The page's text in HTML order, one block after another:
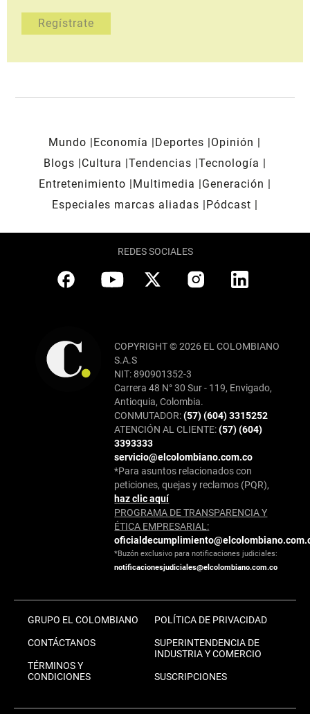
Mundo Economía Deportes
Opinión
Blogs
Cultura Tendencias Tecnología
Entretenimiento
Multimedia
Generación
Especiales marcas aliadas
Pódcast
REDES SOCIALES
COPYRIGHT © 2026 EL COLOMBIANO
S.A.S
NIT: 890901352-3
Carrera 48 N° 30 Sur - 119, Envigado,
Antioquia, Colombia.
CONMUTADOR:(57) (604) 3315252
ATENCIÓN AL CLIENTE:(57) (604)
3393333
servicio@elcolombiano.com.co
*Para asuntos relacionados con
peticiones, quejas y reclamos (PQR),
haz clic aquí
PROGRAMA DE TRANSPARENCIA Y
ÉTICA EMPRESARIAL:
*Buzón exclusivo para notificaciones judiciales:
notificacionesjudiciales@elcolombiano.com.co
GRUPO EL COLOMBIANO
CONTÁCTANOS
TÉRMINOS Y
CONDICIONES
POLÍTICA DE PRIVACIDAD
SUPERINTENDENCIA DE
INDUSTRIA Y COMERCIO
SUSCRIPCIONES